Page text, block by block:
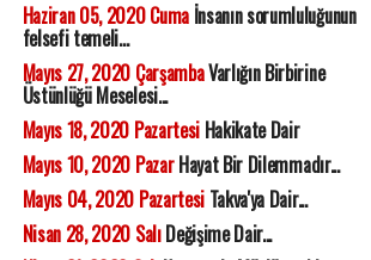
Haziran 05, 2020 Cumaİnsanın sorumluluğunun
felsefi temeli...
Mayıs 27, 2020 ÇarşambaVarlığın Birbirine
Üstünlüğü Meselesi...
Mayıs 18, 2020 PazartesiHakikate Dair
Mayıs 10, 2020 PazarHayat Bir Dilemmadır...
Mayıs 04, 2020 PazartesiTakva'ya Dair...
Nisan 28, 2020 SalıDeğişime Dair...